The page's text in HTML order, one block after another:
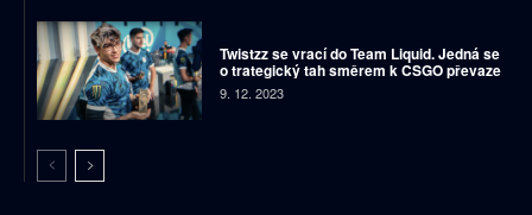
Twistzz se vrací do Team Liquid. Jedná se
o trategický tah směrem k CSGO převaze
9. 12. 2023